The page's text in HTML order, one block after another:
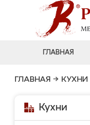
ГЛАВНАЯ
ГЛАВНАЯ → КУХНИ
Кухни